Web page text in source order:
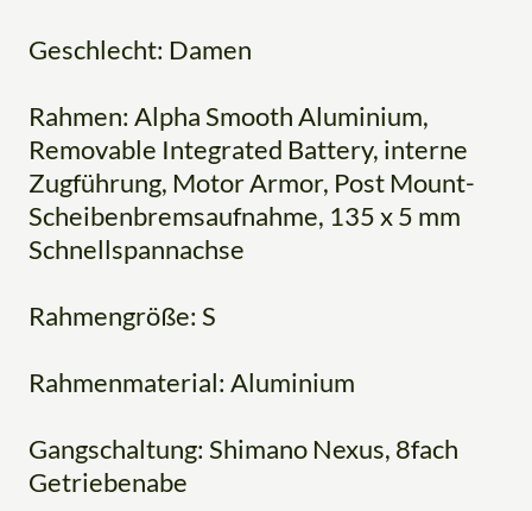
Geschlecht: Damen
Rahmen: Alpha Smooth Aluminium,
Removable Integrated Battery, interne
Zugführung, Motor Armor, Post Mount-
Scheibenbremsaufnahme, 135 x 5 mm
Schnellspannachse
Rahmengröße: S
Rahmenmaterial: Aluminium
Gangschaltung: Shimano Nexus, 8fach
Getriebenabe